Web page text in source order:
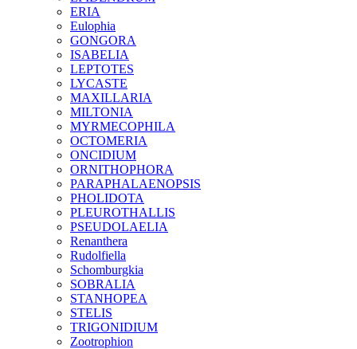
ERIA
Eulophia
GONGORA
ISABELIA
LEPTOTES
LYCASTE
MAXILLARIA
MILTONIA
MYRMECOPHILA
OCTOMERIA
ONCIDIUM
ORNITHOPHORA
PARAPHALAENOPSIS
PHOLIDOTA
PLEUROTHALLIS
PSEUDOLAELIA
Renanthera
Rudolfiella
Schomburgkia
SOBRALIA
STANHOPEA
STELIS
TRIGONIDIUM
Zootrophion